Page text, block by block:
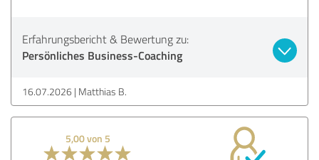
Erfahrungsbericht & Bewertung zu:
Persönliches Business-Coaching
16.07.2026 Matthias B.
5,00 von 5